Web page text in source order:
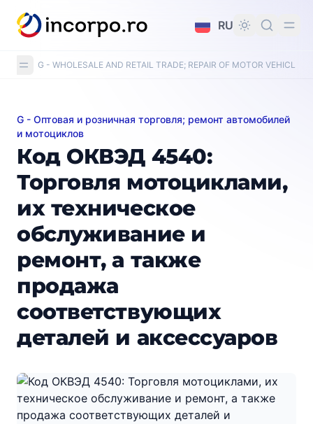
контенту
RU
G - WHOLESALE AND RETAIL TRADE; REPAIR OF MOTOR VEHICLES
Код ОКВЭД 4540: Торговля мотоциклами, их
G - Оптовая и розничная торговля; ремонт автомобилей
и мотоциклов
Код ОКВЭД 4540:
Торговля мотоциклами,
их техническое
обслуживание и
ремонт, а также
продажа
соответствующих
деталей и аксессуаров